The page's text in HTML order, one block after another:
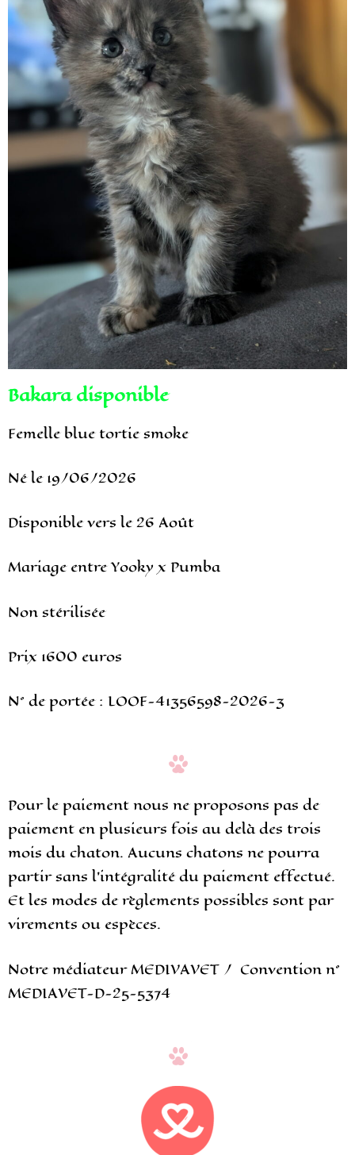
Bakara disponible
Femelle blue tortie smoke
Né le 19/06/2026
Disponible vers le 26 Août
Mariage entre Yooky x Pumba
Non stérilisée
Prix 1600 euros
N° de portée : LOOF-41356598-2026-3
Pour le paiement nous ne proposons pas de
paiement en plusieurs fois au delà des trois
mois du chaton. Aucuns chatons ne pourra
partir sans l’intégralité du paiement effectué.
Et les modes de règlements possibles sont par
virements ou espèces.
Notre médiateur MEDIVAVET / Convention n°
MEDIAVET-D-25-5374